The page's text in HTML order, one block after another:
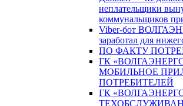
неплательщики
коммунальщиков
Viber-бот
заработал для
ПО ФАКТУ
ГК
МОБИЛЬНОЕ
ПОТРЕБИТЕЛЕЙ
ГК